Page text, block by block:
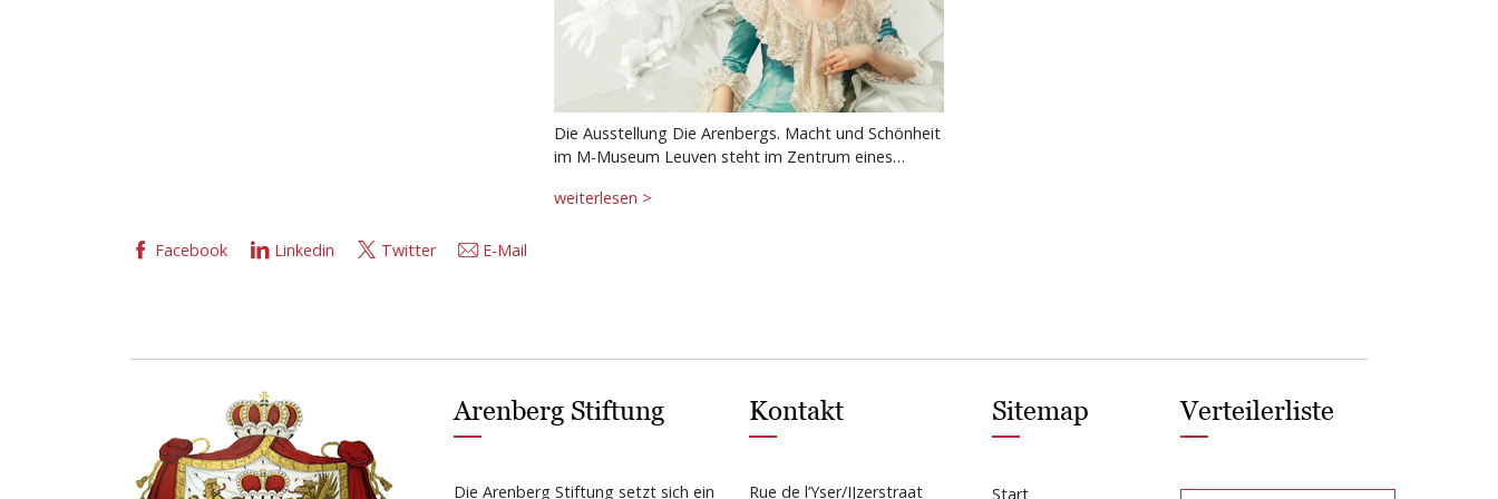
Die Ausstellung Die Arenbergs. Macht und Schönheit
im M-Museum Leuven steht im Zentrum eines…
weiterlesen >
Facebook Linkedin Twitter E-Mail
Arenberg Stiftung
Die Arenberg Stiftung setzt sich ein
Kontakt
Rue de l’Yser/IJzerstraat
Sitemap
Start
Verteilerliste